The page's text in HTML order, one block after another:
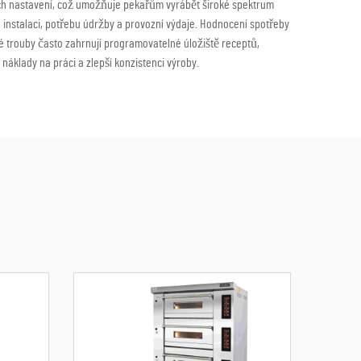
nastavení, což umožňuje pekařům vyrábět široké spektrum
potřebu údržby a provozní výdaje. Hodnocení spotřeby
trouby často zahrnují programovatelné úložiště receptů,
na práci a zlepší konzistenci výroby.